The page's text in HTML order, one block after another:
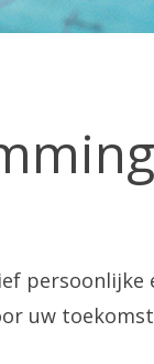
persoonlijke
uw